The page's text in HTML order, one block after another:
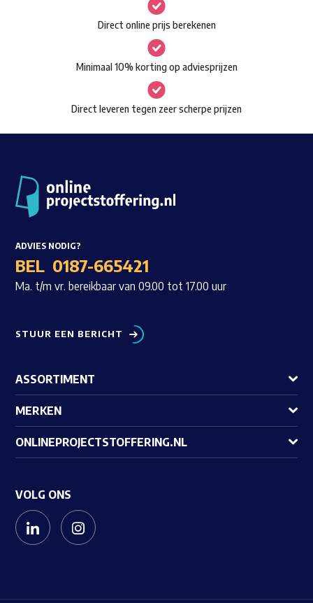
Waar ben je naar op zoek?gekozen
worden
op
de
productpagina
Direct online prijs berekenen
Minimaal 10% korting op adviesprijzen
Direct leveren tegen zeer scherpe prijzen
ADVIES NODIG?
BEL 0187-665421
Ma. t/m vr. bereikbaar van 09.00 tot 17.00 uur
STUUR EEN BERICHT
ASSORTIMENT
MERKEN
ONLINEPROJECTSTOFFERING.NL
VOLG ONS